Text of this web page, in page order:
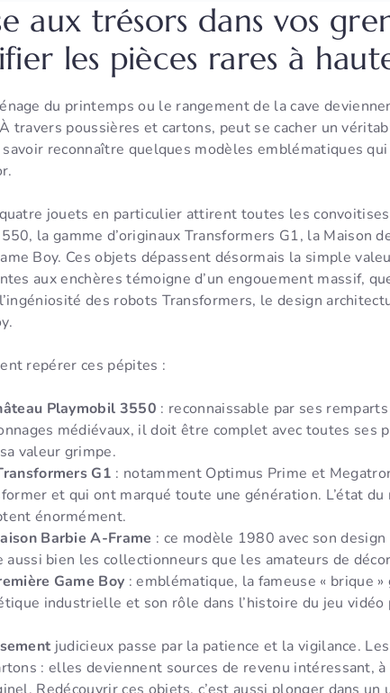
aux trésors dans vos
les pièces rares à
du printemps ou le rangement de la cave
travers poussières et cartons, peut se cacher un
reconnaître quelques modèles emblématiques
jouets en particulier attirent toutes les
la gamme d’originaux Transformers G1, la Maison
Boy. Ces objets dépassent désormais la simple
aux enchères témoigne d’un engouement massif,
des robots Transformers, le design
repérer ces pépites :
Playmobil 3550 : reconnaissable par ses
médiévaux, il doit être complet avec toutes ses
valeur grimpe.
G1 : notamment Optimus Prime et
et qui ont marqué toute une génération. L’état du
énormément.
Barbie A-Frame : ce modèle 1980 avec son
aussi bien les collectionneurs que les amateurs de
Game Boy : emblématique, la fameuse « brique
industrielle et son rôle dans l’histoire du jeu vidéo
judicieux passe par la patience et la vigilance.
: elles deviennent sources de revenu intéressant,